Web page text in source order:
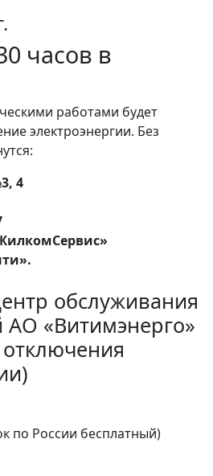
часов в
работами будет
электроэнергии. Без
4
обслуживания
АО «Витимэнерго»
по России бесплатный)